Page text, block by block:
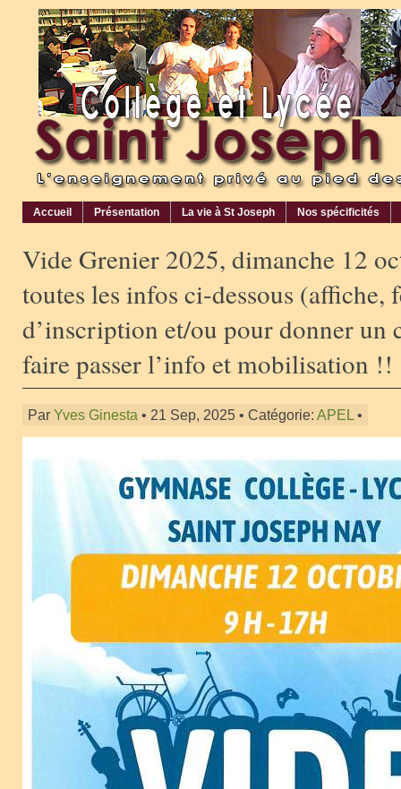
Accueil Présentation La vie à St Joseph Nos spécificités
Vide Grenier 2025, dimanche 12
toutes les infos ci-dessous (affiche,
d’inscription et/ou pour donner un
faire passer l’info et mobilisation !!
Par Yves Ginesta • 21 Sep, 2025 • Catégorie: APEL •